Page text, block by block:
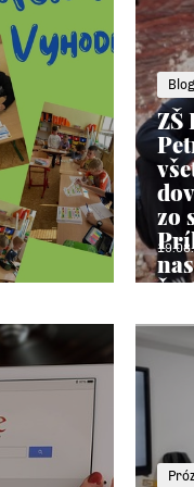
Blog
ZŠ
zo